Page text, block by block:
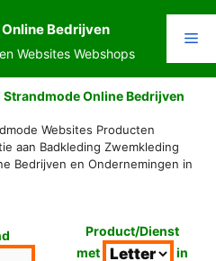
Bedrijven
Websites Webshops
Online Bedrijven
Websites Producten
aan Badkleding Zwemkleding
Bedrijven en Ondernemingen in
Product/Dienst
met
in